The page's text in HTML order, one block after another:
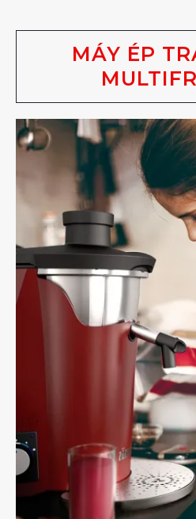
MÁY ÉP